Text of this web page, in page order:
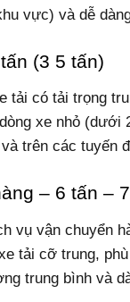
vực) và dễ
(3 5 tấn)
tải có tải trọng
xe nhỏ (dưới
trên các tuyến
– 6 tấn –
vụ vận chuyển
tải cỡ trung,
trung bình và